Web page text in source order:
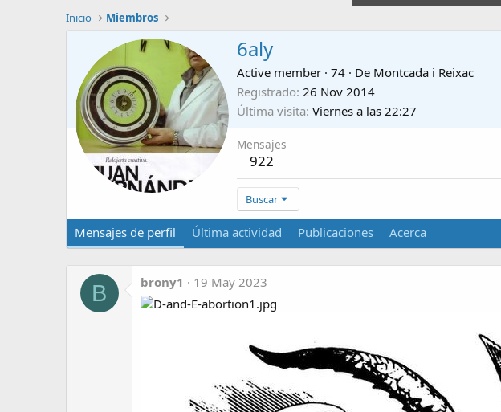
Inicio Miembros
6aly
Active member · 74 · De Montcada i Reixac
Registrado 26 Nov 2014
Última visita Viernes a las 22:27
Mensajes
922
Buscar
Mensajes de perfil Última actividad Publicaciones Acerca
B brony1 19 May 2023